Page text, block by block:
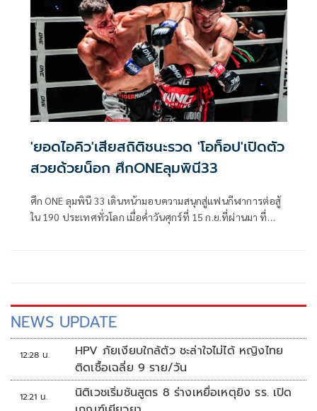
'ยอดไอคิว'เสียสถิติชนะรวด 'โอท็อป'เปิดตัว
สวยด้วยน็อก ศึกONEลุมพินี33
ศึก ONE ลุมพินี 33 เดินหน้ามอบความสนุกสู่แฟนกีฬาการต่อสู้
ใน 190 ประเทศทั่วโลก เมื่อค่ำวันศุกร์ที่ 15 ก.ย.ที่ผ่านมา ที่
NEWS UPDATE
12:28 น.
HPV ภัยเงียบใกล้ตัว ชะล่าใจไม่ได้ หญิงไทย
ติดเชื้อเฉลี่ย 9 ราย/วัน
12:21 น.
นิติเวชเริ่มชันสูตร 8 ร่างเหยื่อเหตุยิง รร. เปิด